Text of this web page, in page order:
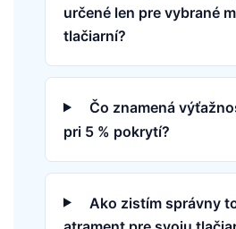
určené len pre vybrané
tlačiarní?
Čo znamená
pri 5 % pokrytí?
Ako zistím správny